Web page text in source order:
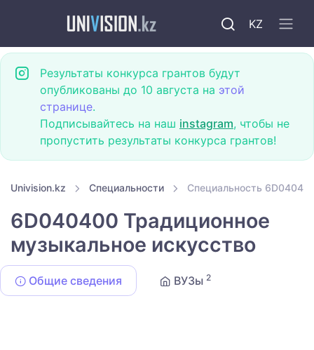
KZ
Результаты конкурса грантов будут
опубликованы до 10 августа на этой
странице.
Подписывайтесь на наш instagram, чтобы не
пропустить результаты конкурса грантов!
Univision.kz Специальности Специальность
6D040400 Традиционное
музыкальное искусство
Общие сведения ВУЗы 2